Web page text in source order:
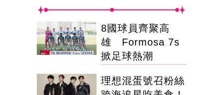
8國球員齊聚高
雄 Formosa 7s
掀足球熱潮
理想混蛋號召粉絲